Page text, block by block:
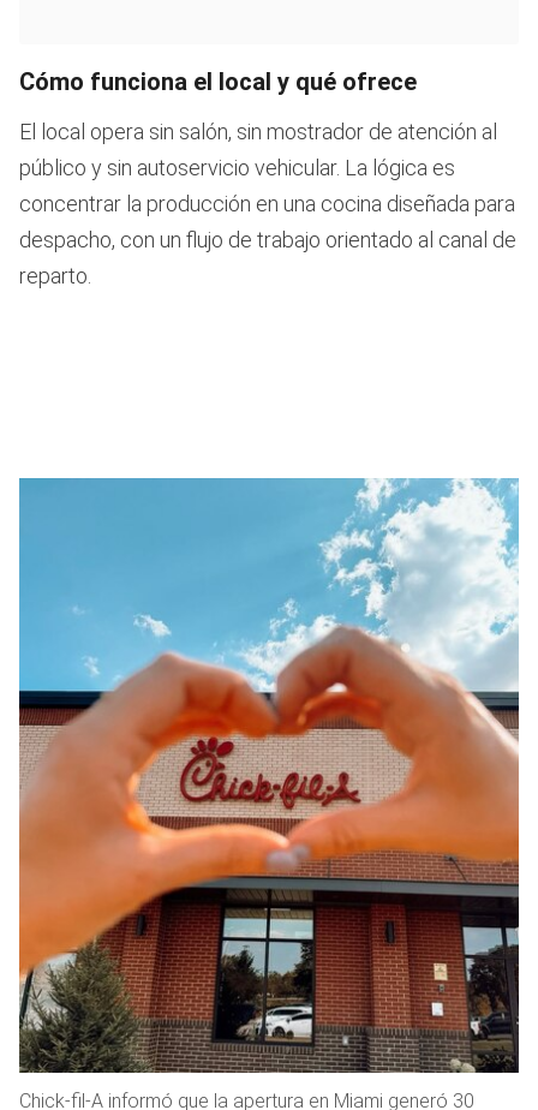
Cómo funciona el local y qué ofrece
El local opera sin salón, sin mostrador de atención al
público y sin autoservicio vehicular. La lógica es
concentrar la producción en una cocina diseñada para
despacho, con un flujo de trabajo orientado al canal de
reparto.
Chick-fil-A informó que la apertura en Miami generó 30